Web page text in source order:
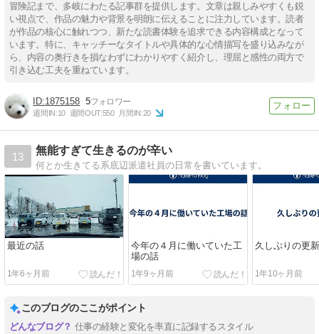
冒険記まで、多岐にわたる記事群を提供します。文章は親しみやすくも鋭
い視点で、作品の魅力や背景を明朗に伝えることに注力しています。読者
が作品の核心に触れつつ、新たな読書体験を追求できる内容構成となって
います。特に、キャッチーなタイトルや具体的な心情描写を盛り込みなが
ら、内容の奥行きを損なわずにわかりやすく紹介し、理屈と感性の両方で
引き込む工夫を重ねています。
1875158 5
週間IN:10 週間OUT:550 月間IN:20
13
無能すぎて生きるのが辛い
何とか生きてる系底辺派遣社員の日常を書いています。
最近の話
1年6ヶ月前
今年の４月に働いていた工
場の話
1年9ヶ月前
久しぶりの更
1年10ヶ月前
このブログのここがポイント
仕事の経験と変化を率直に記録するスタイル